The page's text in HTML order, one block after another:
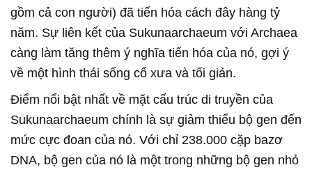
gồm cả con người) đã tiến hóa cách đây hàng tỷ
năm. Sự liên kết của Sukunaarchaeum với Archaea
càng làm tăng thêm ý nghĩa tiến hóa của nó, gợi ý
về một hình thái sống cổ xưa và tối giản.
Điểm nổi bật nhất về mặt cấu trúc di truyền của
Sukunaarchaeum chính là sự giảm thiểu bộ gen đến
mức cực đoan của nó. Với chỉ 238.000 cặp bazơ
DNA, bộ gen của nó là một trong những bộ gen nhỏ